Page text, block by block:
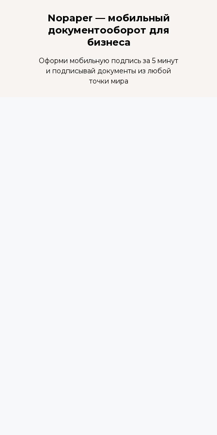
Оформи мобильную подпись за 5 минут
и подписывай документы из любой
точки мира
Nopaper — мобильный
документооборот для
бизнеса